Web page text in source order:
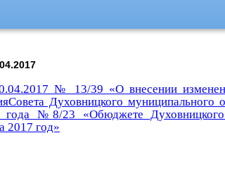
№ 13/39 «О внесении
Духовницкого муниципального
года №8/23 «Обюджете Духовницкого
2017 год»